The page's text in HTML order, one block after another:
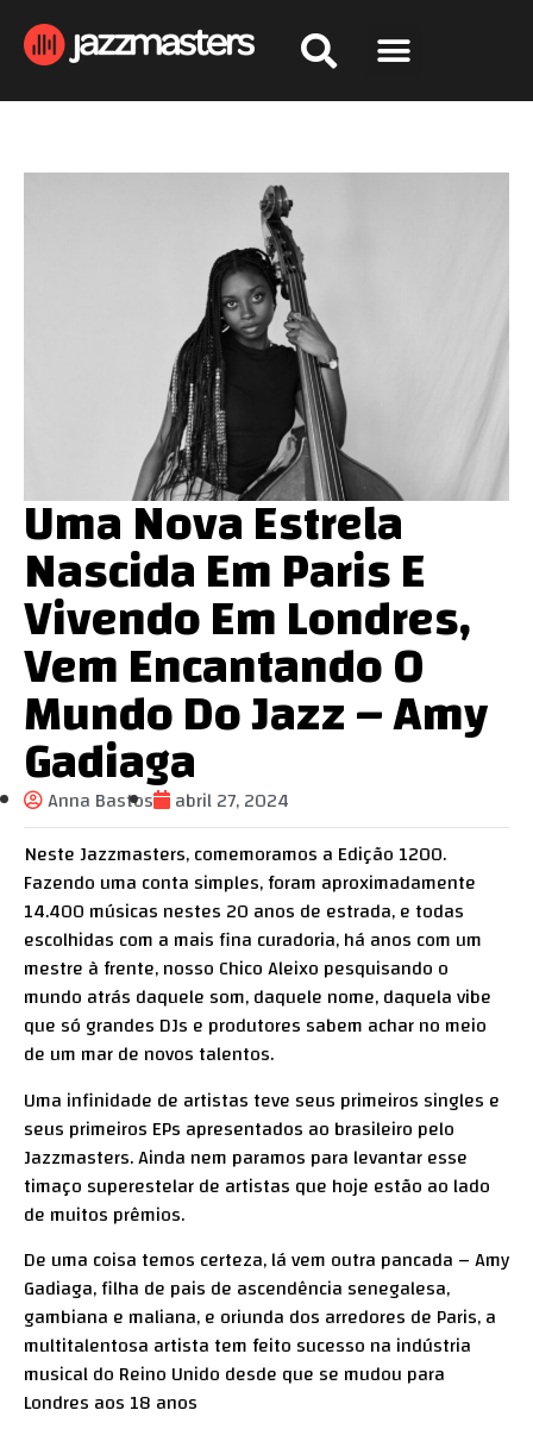
Uma Nova Estrela
Nascida Em Paris E
Vivendo Em Londres,
Vem Encantando O
Mundo Do Jazz – Amy
Gadiaga
Anna Bastos
abril 27, 2024
Neste Jazzmasters, comemoramos a Edição 1200.
Fazendo uma conta simples, foram aproximadamente
14.400 músicas nestes 20 anos de estrada, e todas
escolhidas com a mais fina curadoria, há anos com um
mestre à frente, nosso Chico Aleixo pesquisando o
mundo atrás daquele som, daquele nome, daquela vibe
que só grandes DJs e produtores sabem achar no meio
de um mar de novos talentos.
Uma infinidade de artistas teve seus primeiros singles e
seus primeiros EPs apresentados ao brasileiro pelo
Jazzmasters. Ainda nem paramos para levantar esse
timaço superestelar de artistas que hoje estão ao lado
de muitos prêmios.
De uma coisa temos certeza, lá vem outra pancada – Amy
Gadiaga, filha de pais de ascendência senegalesa,
gambiana e maliana, e oriunda dos arredores de Paris, a
multitalentosa artista tem feito sucesso na indústria
musical do Reino Unido desde que se mudou para
Londres aos 18 anos